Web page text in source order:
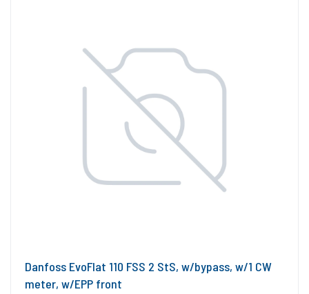
Danfoss EvoFlat 110 FSS 2 StS, w/bypass, w/1 CW
meter, w/EPP front